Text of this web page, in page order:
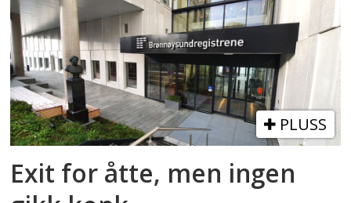
PLUSS
Exit for åtte, men ingen